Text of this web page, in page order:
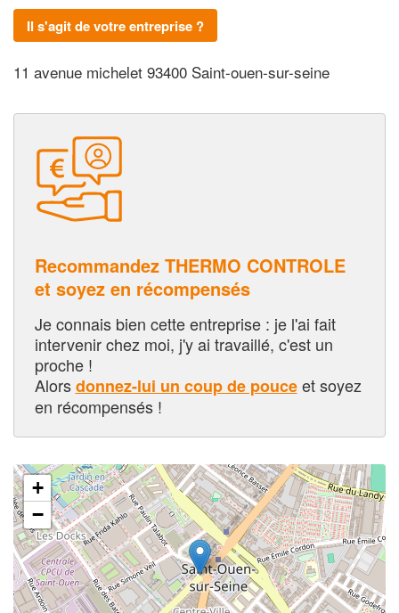
Il s'agit de votre entreprise ?
11 avenue michelet 93400 Saint-ouen-sur-seine
Recommandez THERMO CONTROLE
et soyez en récompensés
Je connais bien cette entreprise : je l'ai fait
intervenir chez moi, j'y ai travaillé, c'est un
proche !
Alorsdonnez-lui un coup de pouceet soyez
en récompensés !
+
−